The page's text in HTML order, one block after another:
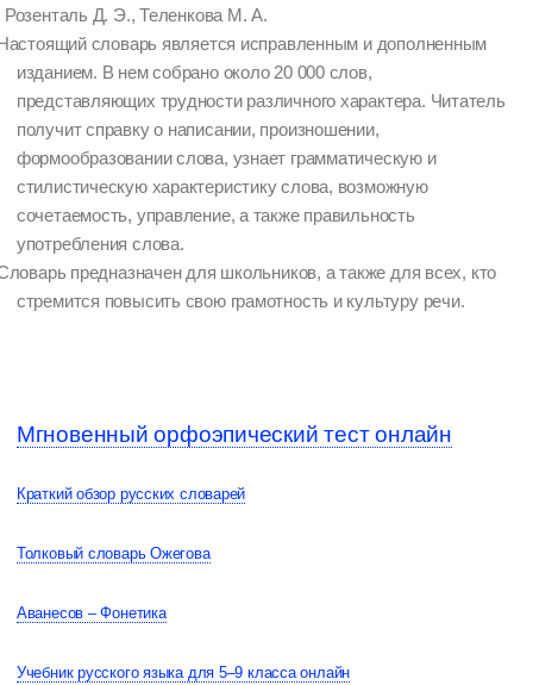
Розенталь Д. Э., Теленкова М. А.
словарь является исправленным и дополненным
изданием. В нем собрано около 20 000 слов,
представляющих трудности различного характера. Читатель
получит справку о написании, произношении,
формообразовании слова, узнает грамматическую и
стилистическую характеристику слова, возможную
сочетаемость, управление, а также правильность
употребления слова.
предназначен для школьников, а также для всех, кто
стремится повысить свою грамотность и культуру речи.
Мгновенный орфоэпический тест онлайн
Краткий обзор русских словарей
Толковый словарь Ожегова
Аванесов – Фонетика
Учебник русского языка для 5–9 класса онлайн